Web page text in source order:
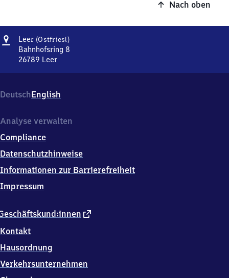
Nach oben
Adresse
Leer (Ostfriesl)Leer
(Ostfriesland)
Bahnhofsring 8
26789 Leer
Bahnhofsring
8,
6
8
9
DeutschEnglish
externer
Kontakt
Hausordnung
Verkehrsunternehmen
Analyse verwalten
Compliance
Datenschutzhinweise
Informationen zur Barrierefreiheit
Impressum